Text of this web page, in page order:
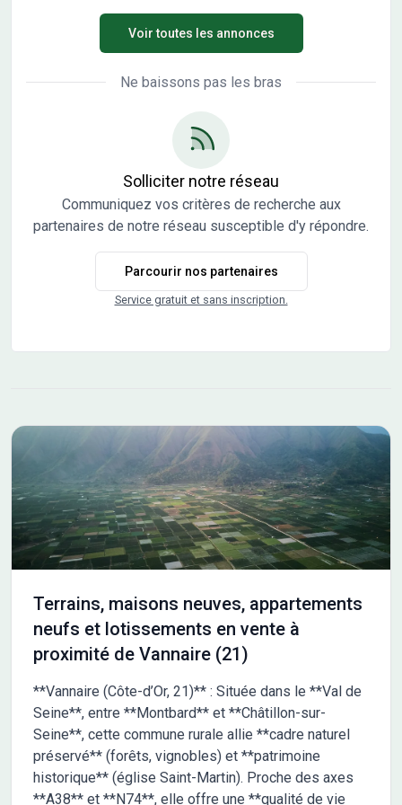
trois chambres, une cuisine et une salle de bains. La
maison est neuve. Le terrain du bien est de 772 m². On
trouve une école primaire dans le quartier. On trouve un
accès à l'autoroute A5 à 10 km. Elle est proposée à l'achat
question sur cette maison ou sur les modalités de vente.
Maisons France Confort Troyes vous accompagne à
toutes les étapes de l'achat et dans toutes vos
Voir toutes les annonces
Ne baissons pas les bras
Solliciter notre réseau
Communiquez vos critères de recherche aux
partenaires de notre réseau susceptible d'y répondre.
Parcourir nos partenaires
Service gratuit et sans inscription.
Terrains, maisons neuves, appartements
neufs et lotissements en vente à
proximité de Vannaire (21)
**Vannaire (Côte-d’Or, 21)** : Située dans le **Val de
Seine**, entre **Montbard** et **Châtillon-sur-
Seine**, cette commune rurale allie **cadre naturel
préservé** (forêts, vignobles) et **patrimoine
historique** (église Saint-Martin). Proche des axes
**A38** et **N74**, elle offre une **qualité de vie